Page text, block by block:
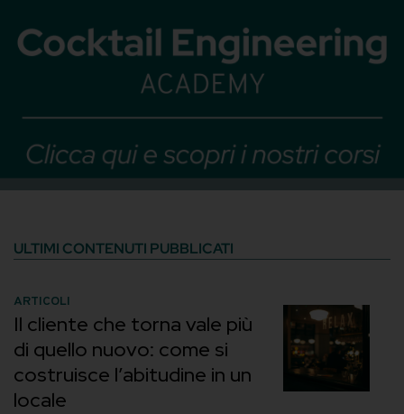
ULTIMI CONTENUTI PUBBLICATI
ARTICOLI
Il cliente che torna vale più
di quello nuovo: come si
costruisce l’abitudine in un
locale